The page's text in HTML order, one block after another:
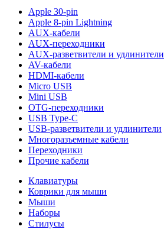
Apple 30-pin
Apple 8-pin Lightning
AUX-кабели
AUX-переходники
AUX-разветвители и удлинители
AV-кабели
HDMI-кабели
Micro USB
Mini USB
OTG-переходники
USB Type-C
USB-разветвители и удлинители
Многоразъемные кабели
Переходники
Прочие кабели
Клавиатуры
Коврики для мыши
Мыши
Наборы
Стилусы